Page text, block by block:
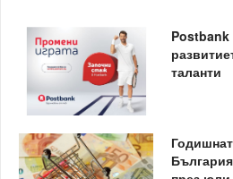
Postbank
таланти